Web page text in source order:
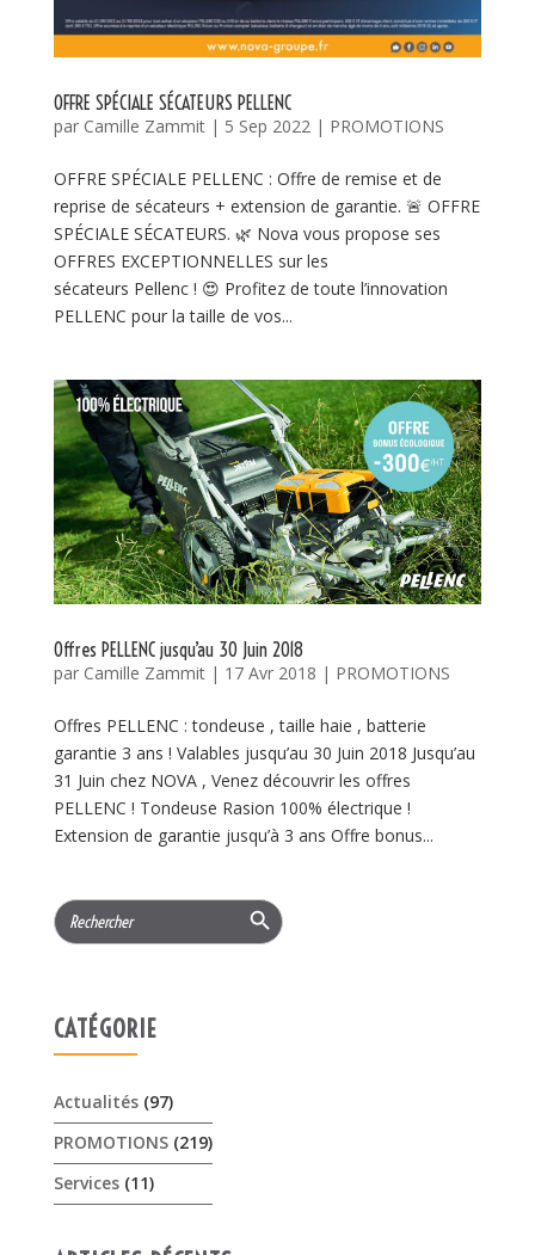
OFFRE SPÉCIALE SÉCATEURS PELLENC
par Camille Zammit| 5 Sep 2022| PROMOTIONS
OFFRE SPÉCIALE PELLENC : Offre de remise et de
reprise de sécateurs + extension de garantie. 🚨 OFFRE
SPÉCIALE SÉCATEURS. 🌿 Nova vous propose ses
OFFRES EXCEPTIONNELLES sur les
sécateurs Pellenc ! 😍 Profitez de toute l’innovation
PELLENC pour la taille de vos...
Offres PELLENC jusqu’au 30 Juin 2018
par Camille Zammit| 17 Avr 2018 | PROMOTIONS
Offres PELLENC : tondeuse , taille haie , batterie
garantie 3 ans ! Valables jusqu’au 30 Juin 2018 Jusqu’au
31 Juin chez NOVA , Venez découvrir les offres
PELLENC ! Tondeuse Rasion 100% électrique !
Extension de garantie jusqu’à 3 ans Offre bonus...
Search
for:
Search Button
CATÉGORIE
Actualités(97)
PROMOTIONS(219)
Services(11)